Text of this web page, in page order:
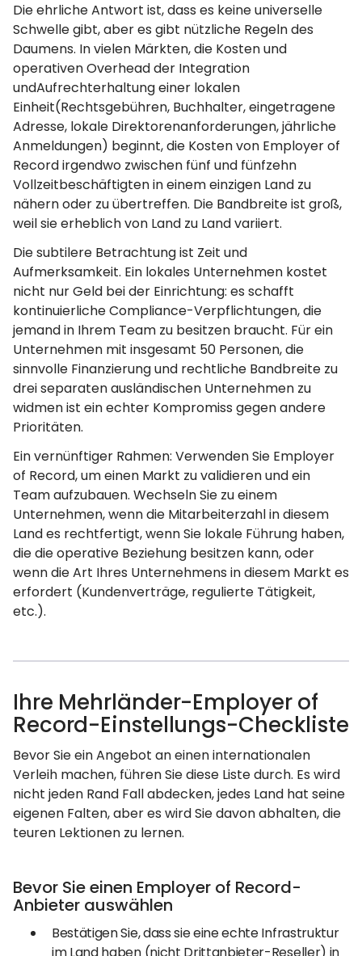
Die ehrliche Antwort ist, dass es keine universelle
Schwelle gibt, aber es gibt nützliche Regeln des
Daumens. In vielen Märkten, die Kosten und
operativen Overhead der Integration
undAufrechterhaltung einer lokalen
Einheit(Rechtsgebühren, Buchhalter, eingetragene
Adresse, lokale Direktorenanforderungen, jährliche
Anmeldungen) beginnt, die Kosten von Employer of
Record irgendwo zwischen fünf und fünfzehn
Vollzeitbeschäftigten in einem einzigen Land zu
nähern oder zu übertreffen. Die Bandbreite ist groß,
weil sie erheblich von Land zu Land variiert.
Die subtilere Betrachtung ist Zeit und
Aufmerksamkeit. Ein lokales Unternehmen kostet
nicht nur Geld bei der Einrichtung: es schafft
kontinuierliche Compliance-Verpflichtungen, die
jemand in Ihrem Team zu besitzen braucht. Für ein
Unternehmen mit insgesamt 50 Personen, die
sinnvolle Finanzierung und rechtliche Bandbreite zu
drei separaten ausländischen Unternehmen zu
widmen ist ein echter Kompromiss gegen andere
Prioritäten.
Ein vernünftiger Rahmen: Verwenden Sie Employer
of Record, um einen Markt zu validieren und ein
Team aufzubauen. Wechseln Sie zu einem
Unternehmen, wenn die Mitarbeiterzahl in diesem
Land es rechtfertigt, wenn Sie lokale Führung haben,
die die operative Beziehung besitzen kann, oder
wenn die Art Ihres Unternehmens in diesem Markt es
erfordert (Kundenverträge, regulierte Tätigkeit,
etc.).
Ihre Mehrländer-Employer of
Record-Einstellungs-Checkliste
Bevor Sie ein Angebot an einen internationalen
Verleih machen, führen Sie diese Liste durch. Es wird
nicht jeden Rand Fall abdecken, jedes Land hat seine
eigenen Falten, aber es wird Sie davon abhalten, die
teuren Lektionen zu lernen.
Bevor Sie einen Employer of Record-
Anbieter auswählen
Bestätigen Sie, dass sie eine echte Infrastruktur